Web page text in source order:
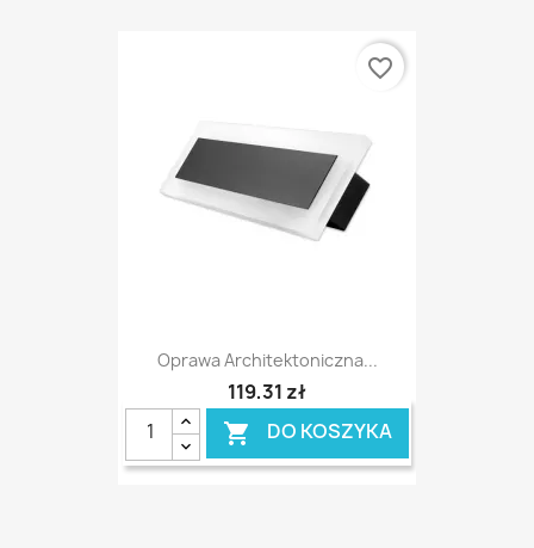
Oprawa Architektoniczna...
119,31 zł
 DO KOSZYKA
favorite_border